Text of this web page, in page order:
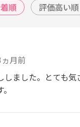
順 評価高い順
月前
しました。とても